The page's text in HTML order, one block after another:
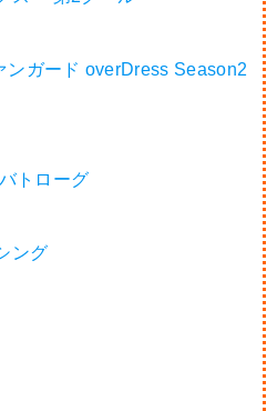
ンガード overDress Season2
トローグ
ング